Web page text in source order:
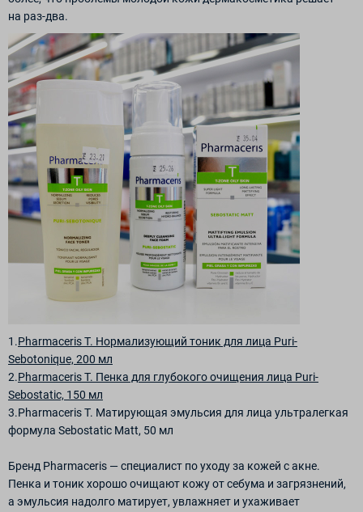
на раз-два.
1.Pharmaceris T. Нормализующий тоник для лица Puri-
Sebotonique, 200 мл
2.Pharmaceris T. Пенка для глубокого очищения лица Puri-
Sebostatic, 150 мл
3.Pharmaceris T. Матирующая эмульсия для лица ультралегкая
формула Sebostatic Matt, 50 мл
Бренд Pharmaceris — специалист по уходу за кожей с акне.
Пенка и тоник хорошо очищают кожу от себума и загрязнений,
а эмульсия надолго матирует, увлажняет и ухаживает